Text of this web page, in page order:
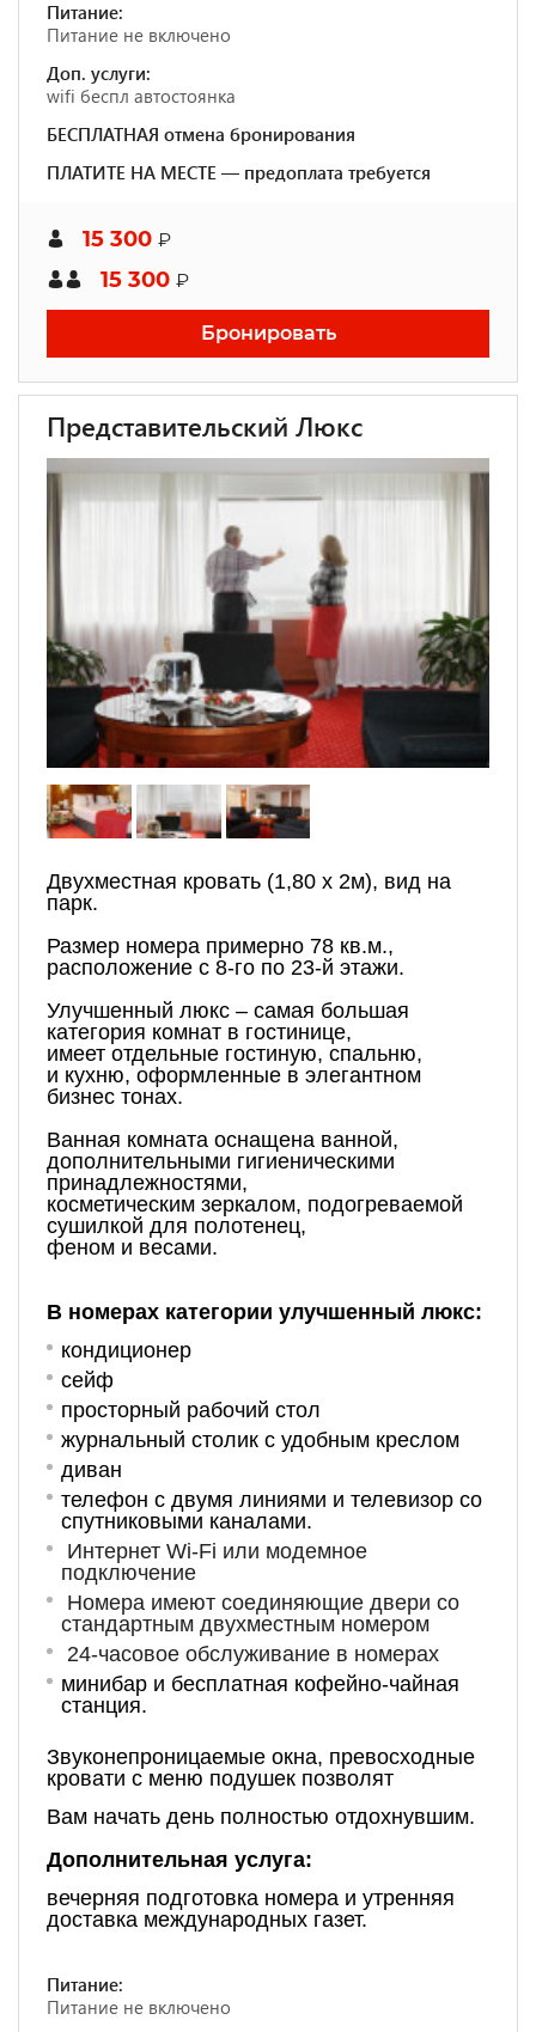
Питание:
Питание не включено
Доп. услуги:
wifi беспл автостоянка
БЕСПЛАТНАЯ отмена бронирования
ПЛАТИТЕ НА МЕСТЕ — предоплата требуется
15 300 ₽
15 300 ₽
Бронировать
Представительский Люкс
Двухместная кровать (1,80 х 2м), вид на
парк.
Размер номера примерно 78 кв.м.,
расположение с 8-го по 23-й этажи.
Улучшенный люкс – самая большая
категория комнат в гостинице,
имеет отдельные гостиную, спальню,
и кухню, оформленные в элегантном
бизнес тонах.
Ванная комната оснащена ванной,
дополнительными гигиеническими
принадлежностями,
косметическим зеркалом, подогреваемой
сушилкой для полотенец,
феном и весами.
В номерах категории улучшенный люкс:
кондиционер
сейф
просторный рабочий стол
журнальный столик с удобным креслом
диван
телефон с двумя линиями и телевизор со
спутниковыми каналами.
Интернет Wi-Fi или модемное
подключение
Номера имеют соединяющие двери со
стандартным двухместным номером
24-часовое обслуживание в номерах
минибар и бесплатная кофейно-чайная
станция.
Звуконепроницаемые окна, превосходные
кровати с меню подушек позволят
Вам начать день полностью отдохнувшим.
Дополнительная услуга:
вечерняя подготовка номера и утренняя
доставка международных газет.
Питание:
Питание не включено